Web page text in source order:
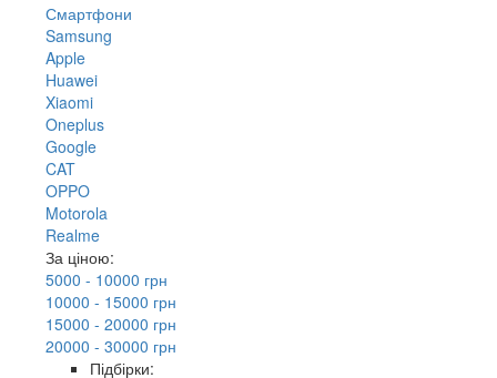
Смартфони
Samsung
Apple
Huawei
Xiaomi
Oneplus
Google
CAT
OPPO
Motorola
Realme
За ціною:
5000 - 10000 грн
10000 - 15000 грн
15000 - 20000 грн
20000 - 30000 грн
Підбірки: